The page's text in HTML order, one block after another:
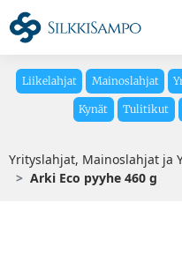
Liikelahjat Mainoslahjat
Kynät Tulitikut
Yrityslahjat, Mainoslahjat ja
Arki Eco pyyhe 460 g